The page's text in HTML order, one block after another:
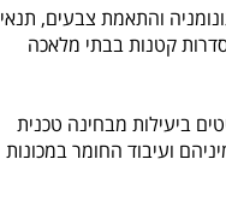
והתאמת צבעים, תנאי
סדרות קטנות בבתי מלאכה
ביעילות מבחינה טכנית
ועיבוד החומר במכונות